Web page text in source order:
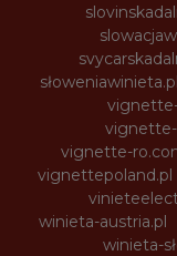
słoweniawinieta.pl
vignette-
vignettepoland.pl
winieta-austria.pl
winieta-